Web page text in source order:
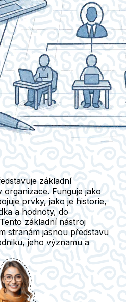
základní
organizace. Funguje jako
prvky, jako je historie,
a hodnoty, do
základní nástroj
stranám jasnou představu
jeho významu a